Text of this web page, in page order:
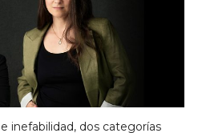
inefabilidad, dos categorías